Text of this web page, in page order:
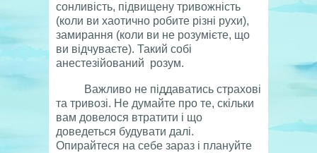
сонливість, підвищену тривожність
(коли ви хаотично робите різні рухи),
замирання (коли ви не розумієте, що
ви відчуваєте). Такий собі
анестезійований розум.
Важливо не піддаватись страхові
та тривозі. Не думайте про те, скільки
вам довелося втратити і що
доведеться будувати далі.
Опирайтеся на себе зараз і плануйте